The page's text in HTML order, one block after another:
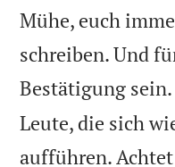
Mühe, euch
schreiben. Und
Bestätigung sein.
Leute, die sich
aufführen.